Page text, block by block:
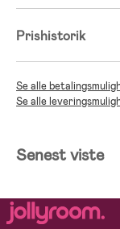
Prishistorik
Se alle
Se alle
Senest viste